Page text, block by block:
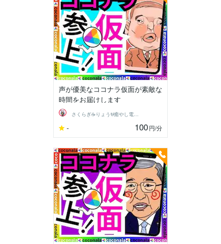
声が優美なココナラ仮面が素敵な
時間をお届けします
さくらぎ☕りょう⛎癒やし電話相談サロン
- 100円/分